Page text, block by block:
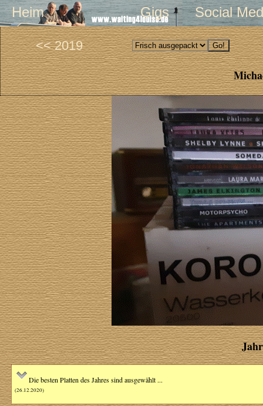
Heim Gigs Social
<< 2019
Die besten Platten des Jahres sind ausgewählt ...
(26.12.2020)